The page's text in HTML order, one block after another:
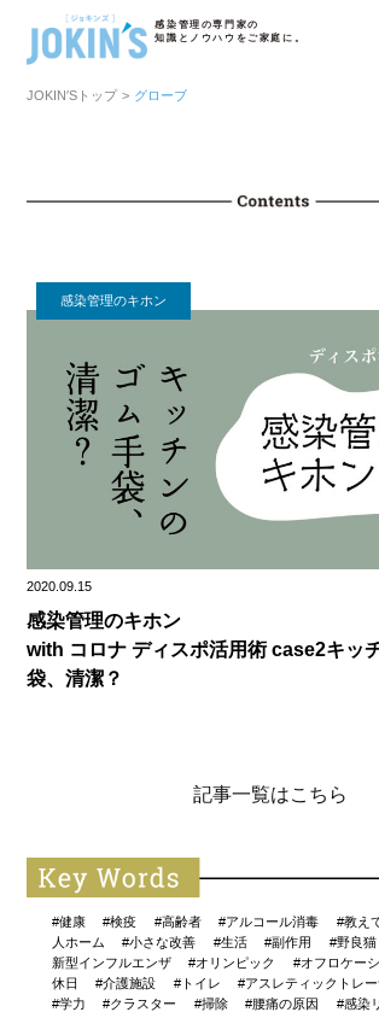
感染管理の専門家の
知識とノウハウをご家庭に。
JOKIN′Sトップ > グローブ
感染管理のキホン
2020.09.15
感染管理のキホン
with コロナ ディスポ活用術 case2キッ
袋、清潔？
記事一覧はこちら
#健康 #検疫 #高齢者 #アルコール消毒 #教え
人ホーム
#小さな改善 #生活 #副作用 #野良猫
新型インフルエンザ
#オリンピック #オフロケー
休日
#介護施設 #トイレ #アスレティックトレ
#学力
#クラスター #掃除 #腰痛の原因 #感染